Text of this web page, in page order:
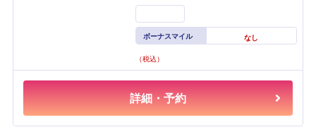
ボーナスマイル なし
（税込）
詳細・予約